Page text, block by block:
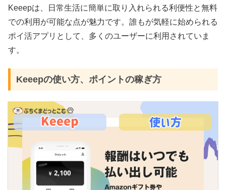
Keeepは、日常生活に簡単に取り入れられる利便性と無料
での利用が可能な点が魅力です。誰もが気軽に始められる
ポイ活アプリとして、多くのユーザーに利用されていま
す。
Keeepの使い方、ポイントの稼ぎ方